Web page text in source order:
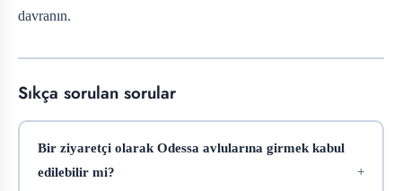
davranın.
Sıkça sorulan sorular
Bir ziyaretçi olarak Odessa avlularına girmek kabul
edilebilir mi?